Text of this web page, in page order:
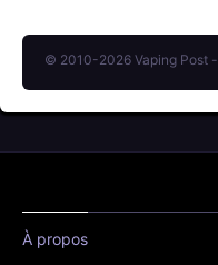
© 2010-2026 Vaping Post -
À propos